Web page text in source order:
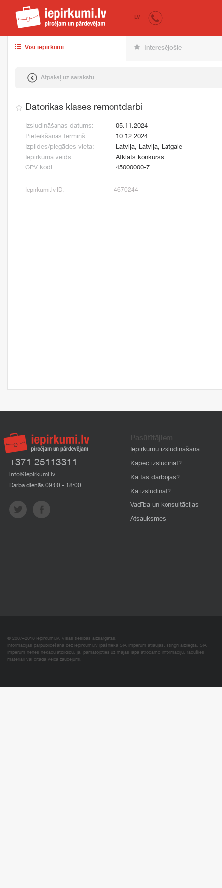
iepirkumi.lv
LV
Visi iepirkumi Interesējošie
Atpakaļ uz sarakstu
Datorikas klases remontdarbi
Izsludināšanas datums:
05.11.2024
Pieteikšanās termiņš:
10.12.2024
Izpildes/piegādes vieta:
Latvija, Latvija, Latgale
Iepirkuma veids:
Atklāts konkurss
CPV kodi:
45000000-7
Iepirkumi.lv ID: 4670244
+371 25113311
info@iepirkumi.lv
Darba dienās 09:00 - 18:00
Pasūtītājiem
Iepirkumu izsludināšana
Kāpēc izsludināt?
Kā tas darbojas?
Kā izsludināt?
Vadība un konsultācijas
Atsauksmes
© 2007–2018 Iepirkumi.lv. Visas tiesības aizsargātas.
Informācijas pārpublicēšana bez iepirkumi.lv īpašnieka SIA Imperum atļaujas, stingri aizliegta. SIA
Imperum nenes nekādu atbildību, ja, pamatojoties uz mājas lapā atrodamo informāciju, radušies
materiāli vai citāda veida zaudējumi.